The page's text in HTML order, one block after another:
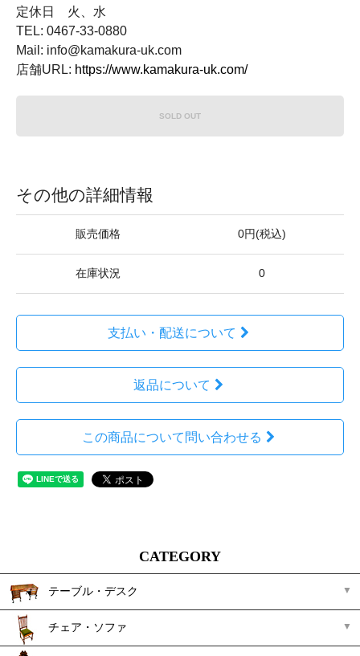
定休日 火、水
TEL: 0467-33-0880
Mail: info@kamakura-uk.com
店舗URL: https://www.kamakura-uk.com/
SOLD OUT
その他の詳細情報
販売価格 0円(税込)
在庫状況 0
支払い・配送について
返品について
この商品について問い合わせる
CATEGORY
テーブル・デスク
チェア・ソファ